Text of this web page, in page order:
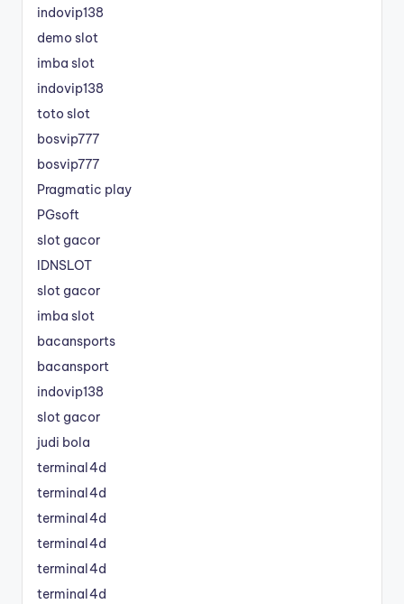
indovip138
demo slot
imba slot
indovip138
toto slot
bosvip777
bosvip777
Pragmatic play
PGsoft
slot gacor
IDNSLOT
slot gacor
imba slot
bacansports
bacansport
indovip138
slot gacor
judi bola
terminal4d
terminal4d
terminal4d
terminal4d
terminal4d
terminal4d